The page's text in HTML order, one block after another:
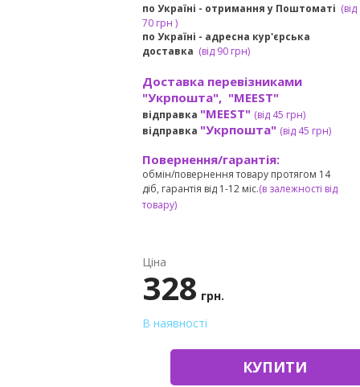
по Україні - отримання у Поштоматі (від
70 грн )
по Україні - адресна кур'єрська
доставка (від90 грн)
Доставка перевізниками
"Укрпошта", "MEEST"
відправка "MEEST" (від 45 грн)
відправка "Укрпошта" (від 45 грн)
Повернення/гарантія:
обмін/повернення товару протягом 14
діб, гарантія від 1-12 міс.(в залежності від
товару)
Ціна
328 грн.
В наявності
КУПИТИ